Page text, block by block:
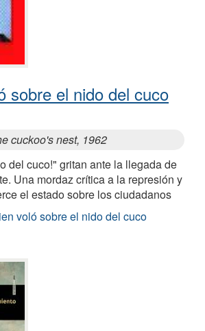
sobre el nido del cuco
cuckoo's nest, 1962
del cuco!" gritan ante la llegada de
Una mordaz crítica a la represión y
el estado sobre los ciudadanos
voló sobre el nido del cuco